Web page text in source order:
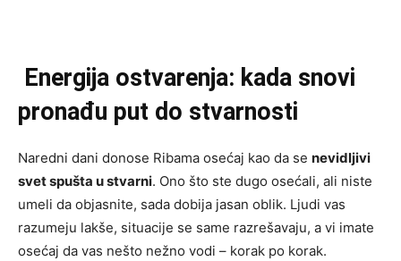
Energija ostvarenja: kada snovi
pronađu put do stvarnosti
Naredni dani donose Ribama osećaj kao da se nevidljivi
svet spušta u stvarni. Ono što ste dugo osećali, ali niste
umeli da objasnite, sada dobija jasan oblik. Ljudi vas
razumeju lakše, situacije se same razrešavaju, a vi imate
osećaj da vas nešto nežno vodi – korak po korak.